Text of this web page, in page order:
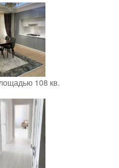
108 кв.